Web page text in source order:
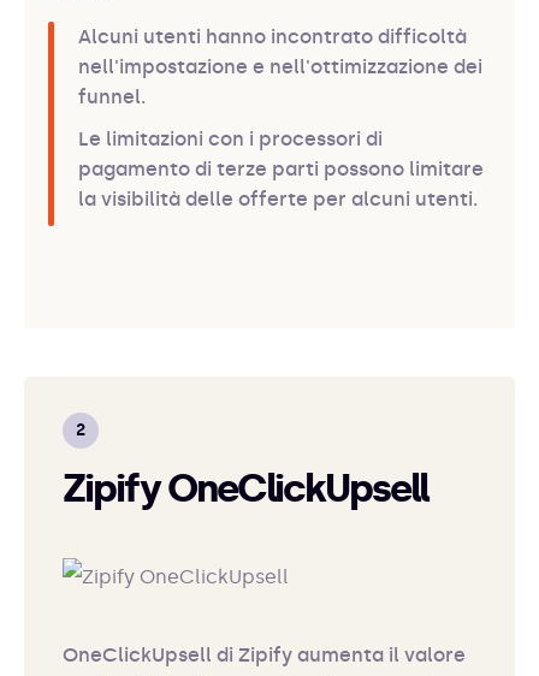
Alcuni utenti hanno incontrato difficoltà
nell'impostazione e nell'ottimizzazione dei
funnel.
Le limitazioni con i processori di
pagamento di terze parti possono limitare
la visibilità delle offerte per alcuni utenti.
Zipify OneClickUpsell
OneClickUpsell di Zipify aumenta il valore